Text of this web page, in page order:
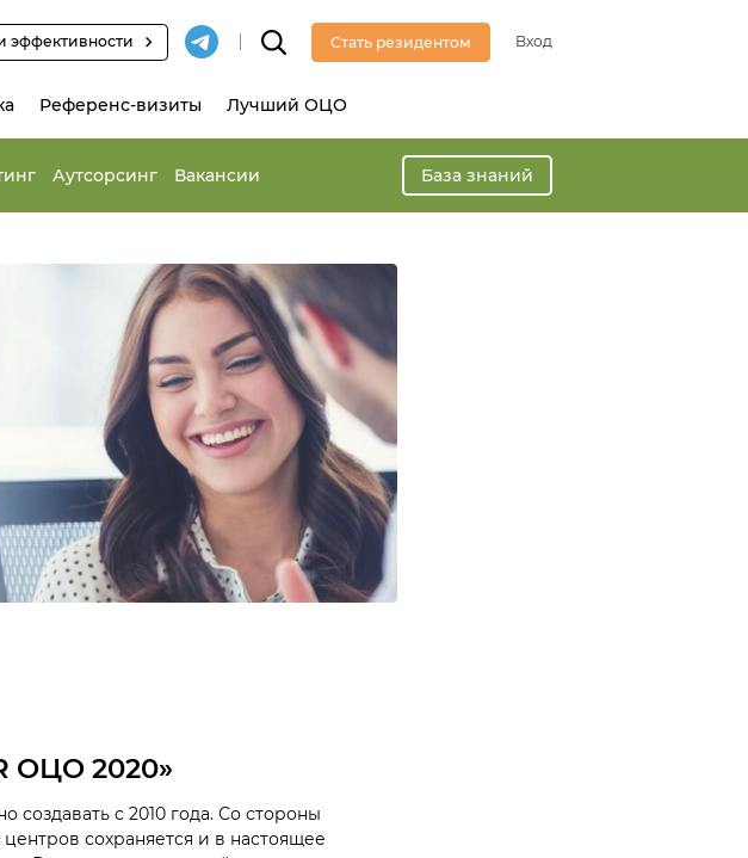
эффективности Стать резидентом Вход
Референс-визиты Лучший ОЦО
Аутсорсинг Вакансии База знаний
ОЦО 2020»
создавать с 2010 года. Со стороны
сохраняется и в настоящее